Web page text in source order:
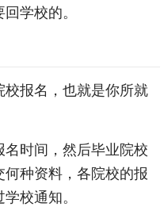
学校的。
报名，也就是你所就
时间，然后毕业院校
种资料，各院校的报
校通知。